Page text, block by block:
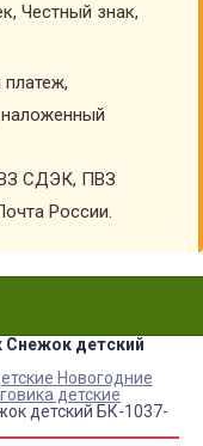
Честный знак,
наложенный
СДЭК, ПВЗ
России.
Снежок детский
Новогодние
детские
детский БК-1037-